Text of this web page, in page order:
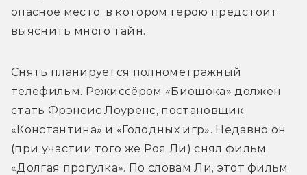
опасное место, в котором герою предстоит
Снять планируется полнометражный
телефильм. Режиссёром «Биошока» должен
стать Фрэнсис Лоуренс, постановщик
«Константина» и «Голодных игр». Недавно он
(при участии того же Роя Ли) снял фильм
«Долгая прогулка». По словам Ли, этот фильм